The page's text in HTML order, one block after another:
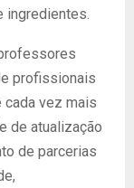
ingredientes.
profissionais
cada vez mais
de atualização
de parcerias